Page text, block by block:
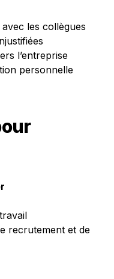
les collègues
l’entreprise
personnelle
recrutement et de